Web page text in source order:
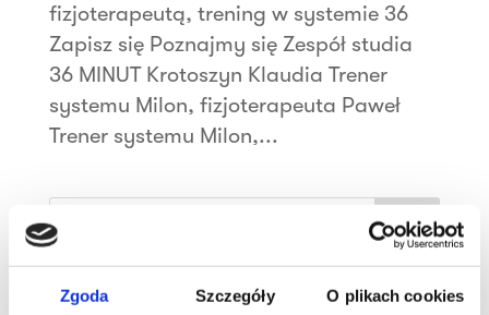
Zgoda Szczegóły O plikach cookies
fizjoterapeutą, trening w systemie 36
Zapisz się Poznajmy się Zespół studia
36 MINUT Krotoszyn Klaudia Trener
systemu Milon, fizjoterapeuta Paweł
Trener systemu Milon,...
Szukaj
Najnowsze wpisy